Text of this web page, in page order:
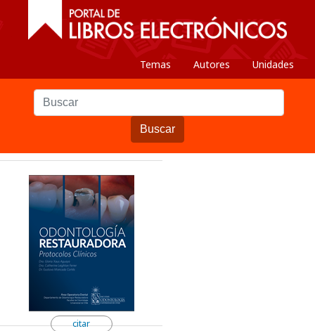
Temas Autores Unidades
Buscar
citar